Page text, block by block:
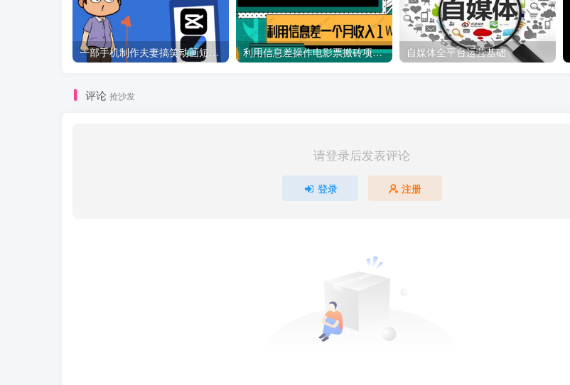
一部手机制作夫妻搞笑动画短视频教程，零基础也能快速上手 利用信息差操作电影票搬砖项目 有流量即可轻松月赚1W+ 自媒体全平台运营基础
评论 抢沙发
请登录后发表评论
登录 注册